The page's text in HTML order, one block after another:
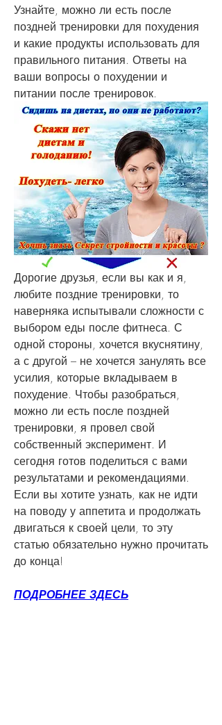
Узнайте, можно ли есть после
поздней тренировки для похудения
и какие продукты использовать для
правильного питания. Ответы на
ваши вопросы о похудении и
питании после тренировок.
Дорогие друзья, если вы как и я,
любите поздние тренировки, то
наверняка испытывали сложности с
выбором еды после фитнеса. С
одной стороны, хочется вкуснятину,
а с другой – не хочется занулять все
усилия, которые вкладываем в
похудение. Чтобы разобраться,
можно ли есть после поздней
тренировки, я провел свой
собственный эксперимент. И
сегодня готов поделиться с вами
результатами и рекомендациями.
Если вы хотите узнать, как не идти
на поводу у аппетита и продолжать
двигаться к своей цели, то эту
статью обязательно нужно прочитать
до конца!
ПОДРОБНЕЕ ЗДЕСЬ